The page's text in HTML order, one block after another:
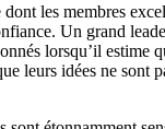
les membres
Un grand
lorsqu’il estime
leurs idées ne sont